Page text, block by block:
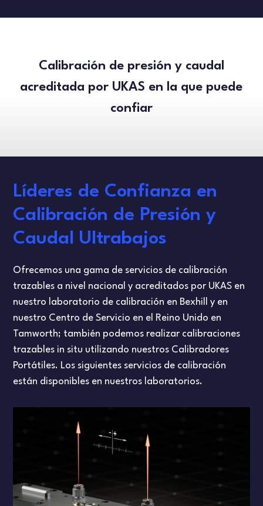
FRENCH
Calibración de presión y caudal
acreditada por UKAS en la que puede
confiar
Líderes de Confianza en
Calibración de Presión y
Caudal Ultrabajos
Ofrecemos una gama de servicios de calibración
trazables a nivel nacional y acreditados por UKAS en
nuestro laboratorio de calibración en Bexhill y en
nuestro Centro de Servicio en el Reino Unido en
Tamworth; también podemos realizar calibraciones
trazables in situ utilizando nuestros Calibradores
Portátiles. Los siguientes servicios de calibración
están disponibles en nuestros laboratorios.